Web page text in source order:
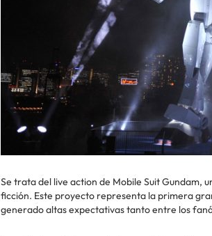
Se trata del live action de Mobile Suit Gundam,
ficción. Este proyecto representa la primera
generado altas expectativas tanto entre los